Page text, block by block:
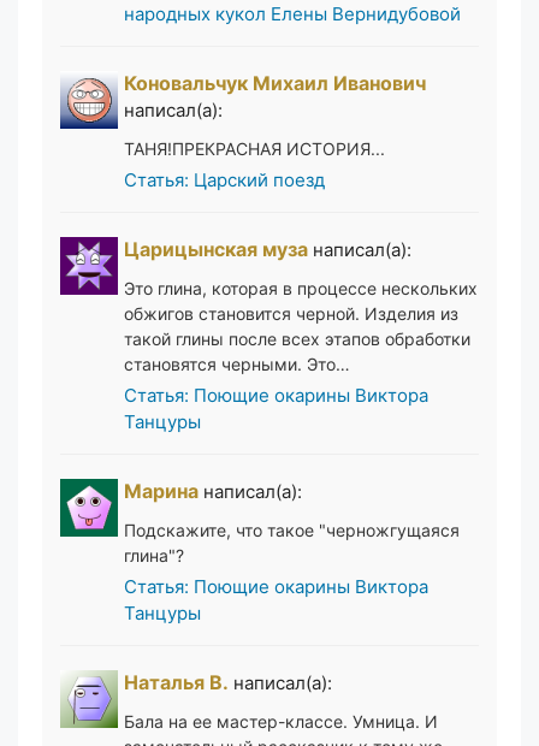
народных кукол Елены Вернидубовой
Коновальчук Михаил Иванович
написал(а):
ТАНЯ!ПРЕКРАСНАЯ ИСТОРИЯ...
Статья: Царский поезд
Царицынская муза написал(а):
Это глина, которая в процессе нескольких
обжигов становится черной. Изделия из
такой глины после всех этапов обработки
становятся черными. Это…
Статья: Поющие окарины Виктора
Танцуры
Марина написал(а):
Подскажите, что такое "черножгущаяся
глина"?
Статья: Поющие окарины Виктора
Танцуры
Наталья В. написал(а):
Бала на ее мастер-классе. Умница. И